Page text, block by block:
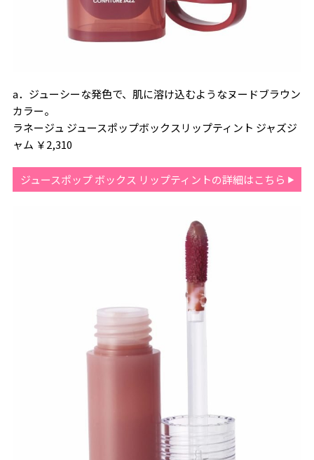
a．ジューシーな発色で、肌に溶け込むようなヌードブラウン
カラー。
ラネージュ ジュースポップボックスリップティント ジャズジ
ャム ￥2,310
ジュースポップ ボックス リップティントの詳細はこちら